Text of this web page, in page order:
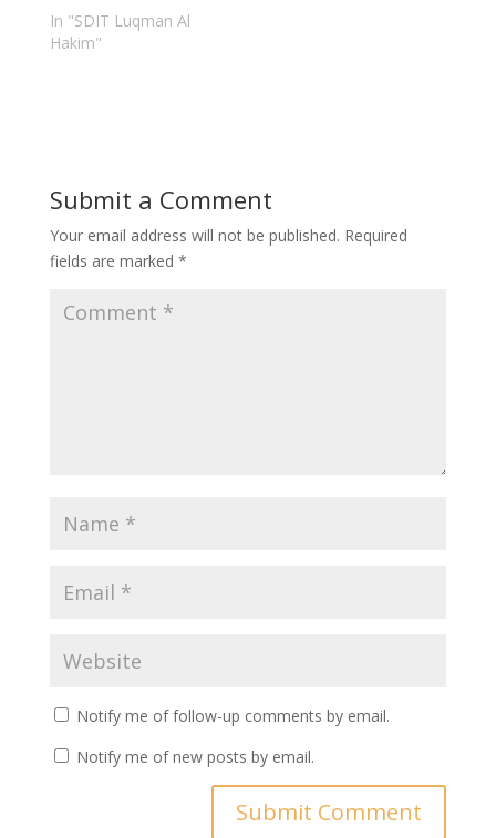
In "SDIT Luqman Al
Hakim"
Submit a Comment
Your email address will not be published. Required
fields are marked *
Notify me of follow-up comments by email.
Notify me of new posts by email.